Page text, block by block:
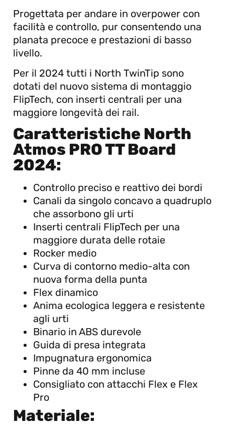
Progettata per andare in overpower con
facilità e controllo, pur consentendo una
planata precoce e prestazioni di basso
livello.
Per il 2024 tutti i North TwinTip sono
dotati del nuovo sistema di montaggio
FlipTech, con inserti centrali per una
maggiore longevità dei rail.
Caratteristiche North
Atmos PRO TT Board
2024:
Controllo preciso e reattivo dei bordi
Canali da singolo concavo a quadruplo
che assorbono gli urti
Inserti centrali FlipTech per una
maggiore durata delle rotaie
Rocker medio
Curva di contorno medio-alta con
nuova forma della punta
Flex dinamico
Anima ecologica leggera e resistente
agli urti
Binario in ABS durevole
Guida di presa integrata
Impugnatura ergonomica
Pinne da 40 mm incluse
Consigliato con attacchi Flex e Flex
Pro
Materiale: